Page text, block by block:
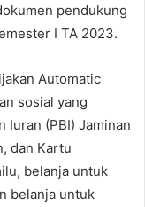
pendukung
I TA 2023.
Automatic
sosial yang
Iuran (PBI) Jaminan
dan Kartu
belanja untuk
belanja untuk